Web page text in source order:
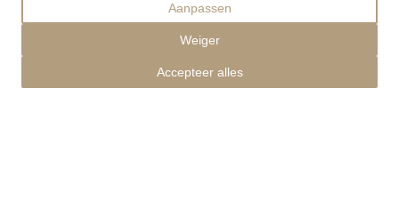
Aanpassen
Weiger
Accepteer alles
0,00
0,00
Verder winkelen